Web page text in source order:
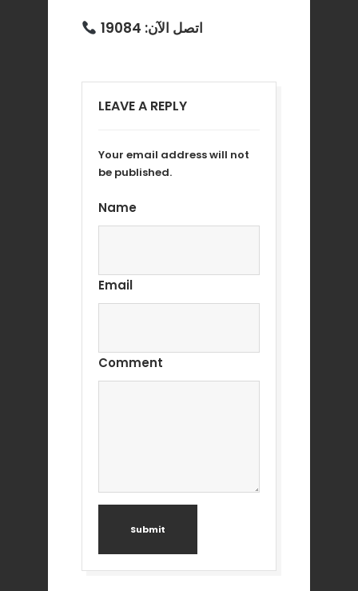
اتصل الآن: 19084
LEAVE A REPLY
Your email address will not
be published.
Name
Email
Comment
Submit